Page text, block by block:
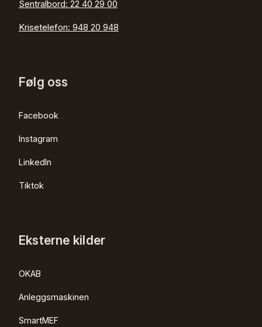
Sentralbord: 22 40 29 00
Krisetelefon: 948 20 948
Følg oss
Facebook
Instagram
LinkedIn
Tiktok
Eksterne kilder
OKAB
Anleggsmaskinen
SmartMEF